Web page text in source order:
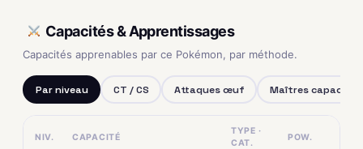
Capacités & Apprentissages
Capacités apprenables par ce Pokémon, par méthode.
Par niveau CT / CS Attaques œuf Maîtres capacités
NIV. CAPACITÉ
TYPE ·
CAT.
POW.